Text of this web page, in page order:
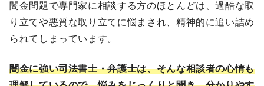
闇金問題で専門家に相談する方のほとんどは、過酷な取
り立てや悪質な取り立てに悩まされ、精神的に追い詰め
られてしまっています。
闇金に強い司法書士・弁護士は、そんな相談者の心情も